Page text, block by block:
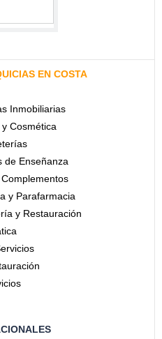
EN COSTA
Inmobiliarias
Cosmética
de Enseñanza
y Parafarmacia
y Restauración